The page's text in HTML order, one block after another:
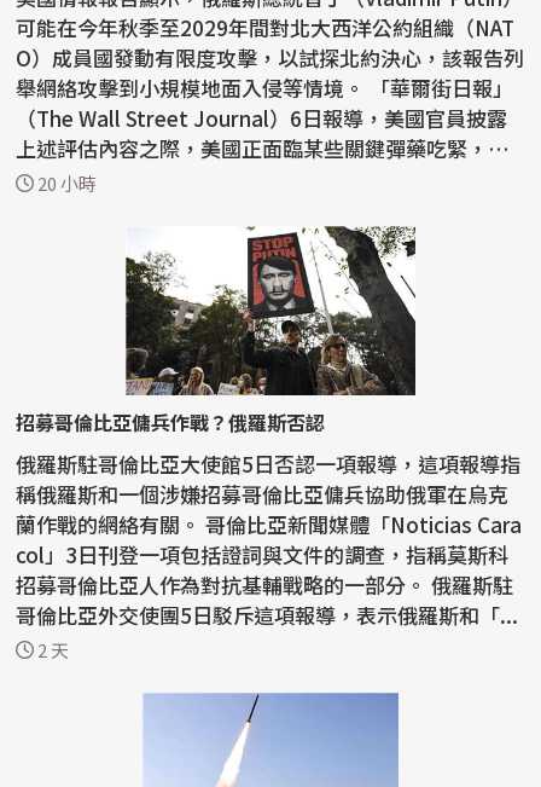
可能在今年秋季至2029年間對北大西洋公約組織（NAT
O）成員國發動有限度攻擊，以試探北約決心，該報告列
舉網絡攻擊到小規模地面入侵等情境。 「華爾街日報」
（The Wall Street Journal）6日報導，美國官員披露
上述評估內容之際，美國正面臨某些關鍵彈藥吃緊，
一...20 小時
招募哥倫比亞傭兵作戰？俄羅斯否認
俄羅斯駐哥倫比亞大使館5日否認一項報導，這項報導指
稱俄羅斯和一個涉嫌招募哥倫比亞傭兵協助俄軍在烏克
蘭作戰的網絡有關。 哥倫比亞新聞媒體「Noticias Cara
col」3日刊登一項包括證詞與文件的調查，指稱莫斯科
招募哥倫比亞人作為對抗基輔戰略的一部分。 俄羅斯駐
哥倫比亞外交使團5日駁斥這項報導，表示俄羅斯和「...
2 天